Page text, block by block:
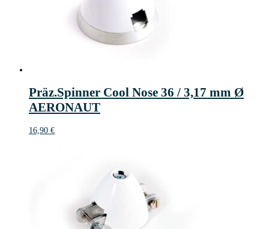
Präz.Spinner Cool Nose 36 / 3,17 mm Ø
AERONAUT
16,90 €